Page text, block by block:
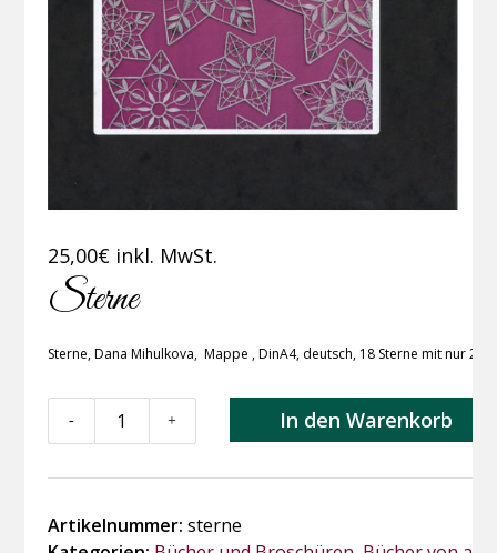
25,00€ inkl. MwSt.
Sterne
Sterne, Dana Mihulkova, Mappe , DinA4, deutsch, 18 Sterne mit nur 2
Menge
- + In den Warenkorb
Artikelnummer: sterne